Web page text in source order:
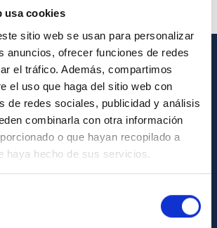
usa cookies
sitio web se usan para personalizar
anuncios, ofrecer funciones de redes
el tráfico. Además, compartimos
el uso que haga del sitio web con
de redes sociales, publicidad y análisis
combinarla con otra información
o que hayan recopilado a
haya hecho de sus servicios.
IAC